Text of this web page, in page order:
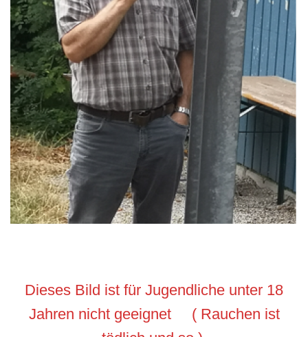
Dieses Bild ist für Jugendliche unter 18
Jahren nicht geeignet ( Rauchen ist